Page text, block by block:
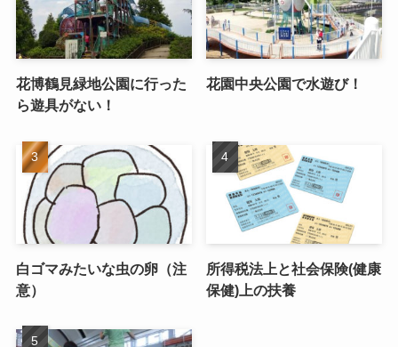
花博鶴見緑地公園に行った
ら遊具がない！
花園中央公園で水遊び！
白ゴマみたいな虫の卵（注
意）
所得税法上と社会保険(健康
保健)上の扶養